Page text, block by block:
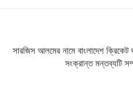
সারজিস আলমের নামে বাংলাদেশ
সংক্রান্ত মন্তব্যটি